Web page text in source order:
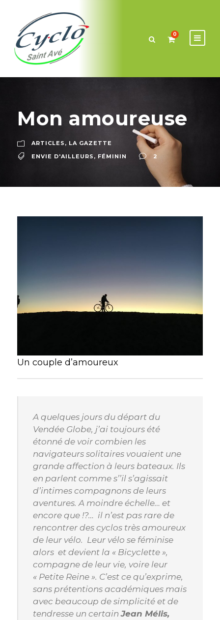
0
Mon amoureuse
ARTICLES , LA GAZETTE
ENVIE D'AILLEURS , FÉMININ 2
Un couple d’amoureux
A quelques jours du départ du
Vendée Globe, j’ai toujours été
étonné de voir combien les
navigateurs solitaires vouaient une
grande affection à leurs bateaux. Ils
en parlent comme s’’il s’agissait
d’intimes compagnons de leurs
aventures. A moindre échelle… et
encore que !?… il n’est pas rare de
rencontrer des cyclos très amoureux
de leur vélo. Leur vélo se féminise
alors et devient la « Bicyclette »,
compagne de leur vie, voire leur
« Petite Reine ». C’est ce qu’exprime,
sans prétentions académiques mais
avec beaucoup de simplicité et de
tendresse un certainJean Mélis,